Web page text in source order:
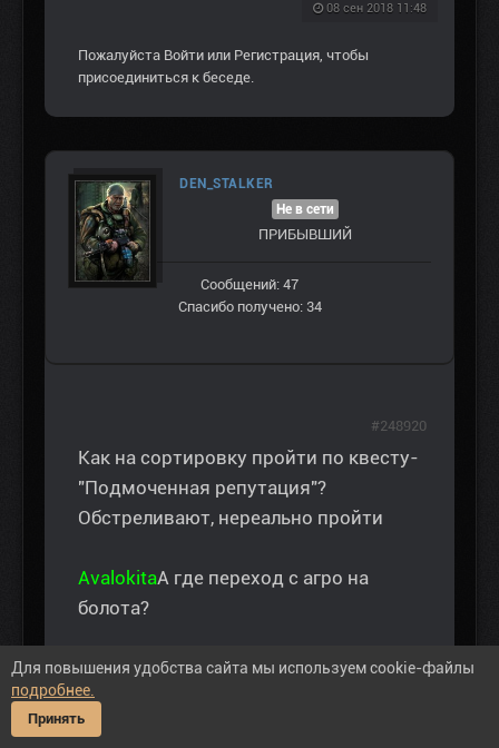
08 сен 2018 11:48
Пожалуйста Войти или Регистрация, чтобы
присоединиться к беседе.
DEN_STALKER
Не в сети
ПРИБЫВШИЙ
Сообщений: 47
Спасибо получено: 34
Как на сортировку пройти по квесту-
"Подмоченная репутация"?
Обстреливают, нереально пройти
AvalokitaА где переход с агро на
болота?
Спасибо сказали:
#248920
Для повышения удобства сайта мы используем cookie-файлы
подробнее.
Принять